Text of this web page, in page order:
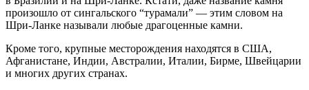
произошло от сингальского “турамали” — этим словом на
Шри-Ланке называли любые драгоценные камни.
Кроме того, крупные месторождения находятся в США,
Афганистане, Индии, Австралии, Италии, Бирме, Швейцарии
и многих других странах.